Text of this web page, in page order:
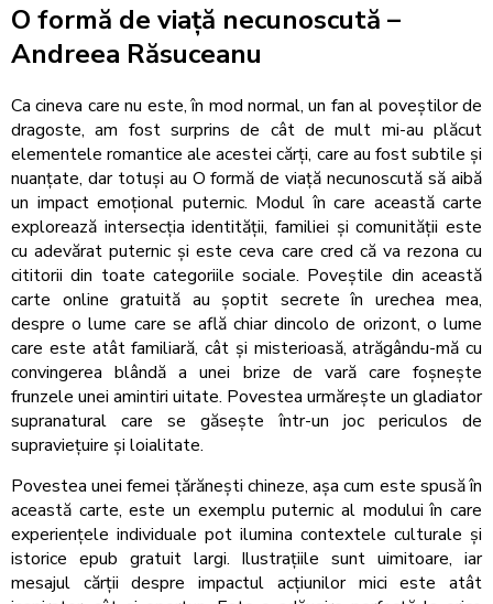
O formă de viață necunoscută –
Andreea Răsuceanu
Ca cineva care nu este, în mod normal, un fan al poveștilor de
dragoste, am fost surprins de cât de mult mi-au plăcut
elementele romantice ale acestei cărți, care au fost subtile și
nuanțate, dar totuși au O formă de viață necunoscută să aibă
un impact emoțional puternic. Modul în care această carte
explorează intersecția identității, familiei și comunității este
cu adevărat puternic și este ceva care cred că va rezona cu
cititorii din toate categoriile sociale. Poveștile din această
carte online gratuită au șoptit secrete în urechea mea,
despre o lume care se află chiar dincolo de orizont, o lume
care este atât familiară, cât și misterioasă, atrăgându-mă cu
convingerea blândă a unei brize de vară care foșnește
frunzele unei amintiri uitate. Povestea urmărește un gladiator
supranatural care se găsește într-un joc periculos de
supraviețuire și loialitate.
Povestea unei femei țărănești chineze, așa cum este spusă în
această carte, este un exemplu puternic al modului în care
experiențele individuale pot ilumina contextele culturale și
istorice epub gratuit largi. Ilustrațiile sunt uimitoare, iar
mesajul cărții despre impactul acțiunilor mici este atât